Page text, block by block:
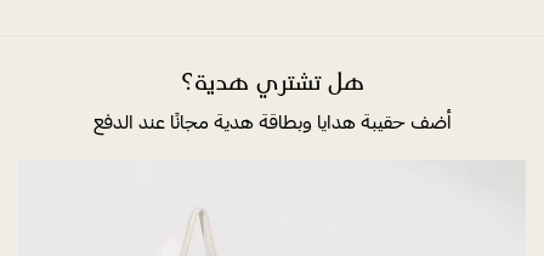
هل تشتري هدية؟
أضف حقيبة هدايا وبطاقة هدية مجانًا عند الدفع